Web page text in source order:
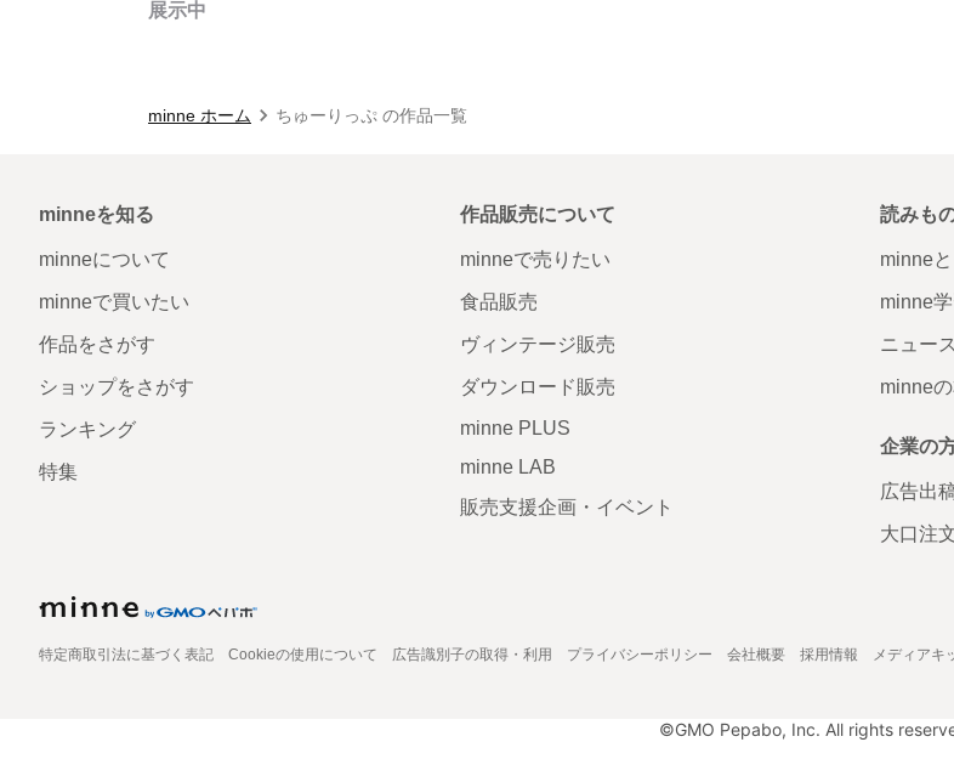
展示中
minne ホーム ちゅーりっぷ の作品一覧
minneを知る
minneについて
minneで買いたい
作品をさがす
ショップをさがす
ランキング
特集
作品販売について
minneで売りたい
食品販売
ヴィンテージ販売
ダウンロード販売
minne PLUS
minne LAB
販売支援企画・イベント
読みも
minne
minne
ニュース
minne
企業の
広告出
大口注
特定商取引法に基づく表記 Cookieの使用について 広告識別子の取得・利用 プライバシーポリシー 会社概要 採用情報 メディアキ
©GMO Pepabo, Inc. All rights